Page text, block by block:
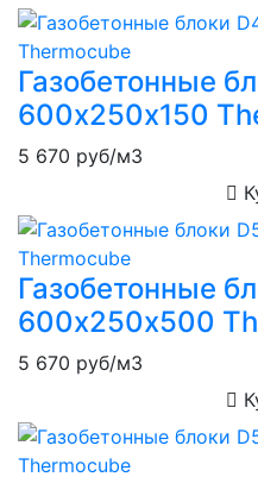
Газобетонные
600х250х150
5 670 руб/м3
Газобетонные
600х250х500
5 670 руб/м3